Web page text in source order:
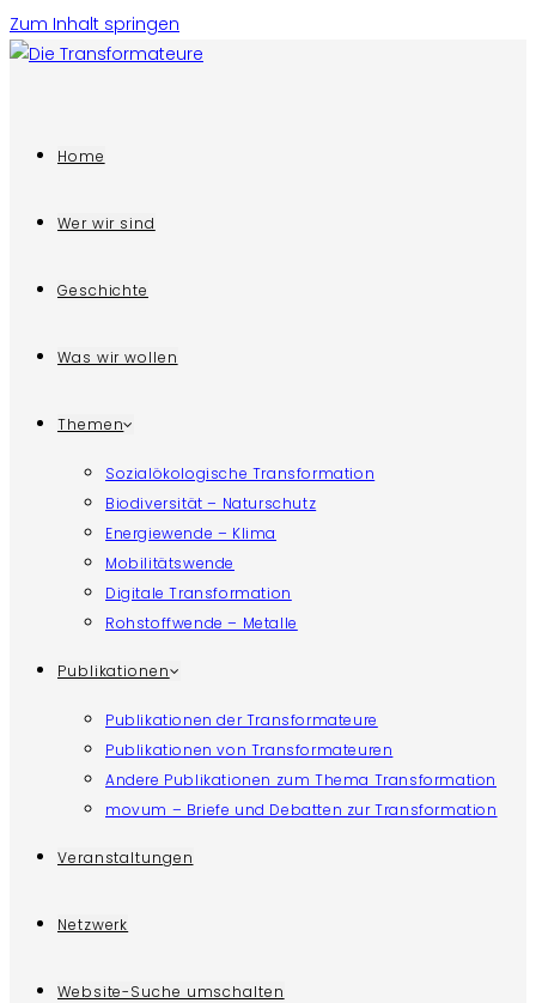
Zum Inhalt springen
Home
Wer wir sind
Geschichte
Was wir wollen
Themen
Sozialökologische Transformation
Biodiversität – Naturschutz
Energiewende – Klima
Mobilitätswende
Digitale Transformation
Rohstoffwende – Metalle
Publikationen
Publikationen der Transformateure
Publikationen von Transformateuren
Andere Publikationen zum Thema Transformation
movum – Briefe und Debatten zur Transformation
Veranstaltungen
Netzwerk
Website-Suche umschalten